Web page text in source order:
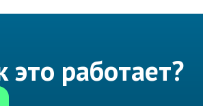
это работает?